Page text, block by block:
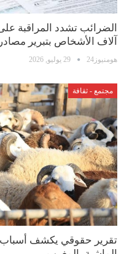
الضرائب تشدد المراقبة
آلاف الأشخاص بتبرير
هومنيوز24 29 يوليو, 2026
مجتمع - ثقافة
تقرير حقوقي يكشف أسباب